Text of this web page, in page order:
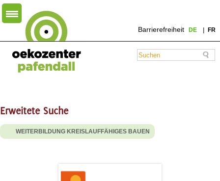
Barrierefreiheit DE FR
Erweitete Suche
WEITERBILDUNG KREISLAUFFÄHIGES BAUEN